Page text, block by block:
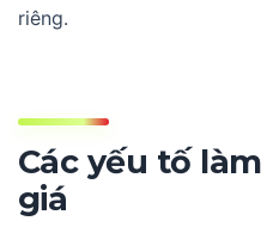
riêng.
Các yếu tố
giá